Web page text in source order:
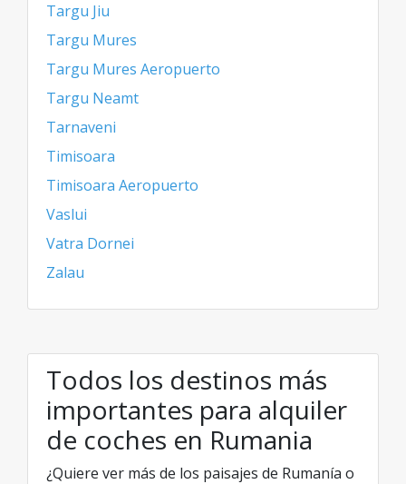
Targu Jiu
Targu Mures
Targu Mures Aeropuerto
Targu Neamt
Tarnaveni
Timisoara
Timisoara Aeropuerto
Vaslui
Vatra Dornei
Zalau
Todos los destinos más
importantes para alquiler
de coches en Rumania
¿Quiere ver más de los paisajes de Rumanía o